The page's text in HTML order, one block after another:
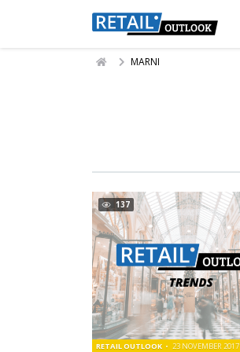
MARNI
137
RETAIL OUTLOOK 23 NOVEMBER 2017